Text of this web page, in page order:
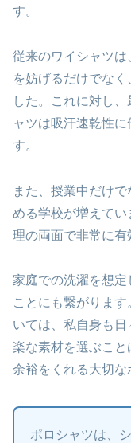
す。
従来のワイシャツ
を妨げるだけでな
した。これに対し
ャツは吸汗速乾性
す。
また、授業中だけ
める学校が増えて
理の両面で非常に有
家庭での洗濯を想
ことにも繋がりま
いては、私自身も
楽な素材を選ぶこ
余裕をくれる大切な
ポロシャツは、